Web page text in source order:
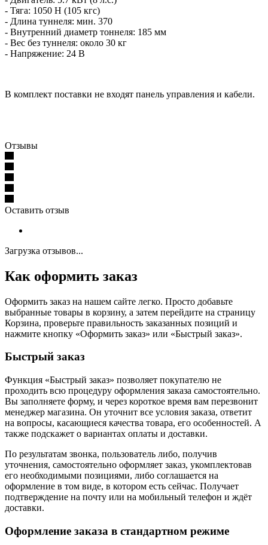
- Тяга: 1050 Н (105 кгс)
- Длина туннеля: мин. 370
- Внутренний диаметр тоннеля: 185 мм
- Вес без туннеля: около 30 кг
- Напряжение: 24 В
В комплект поставки не входят панель управления и кабели.
Отзывы
Оставить отзыв
Загрузка отзывов...
Как оформить заказ
Оформить заказ на нашем сайте легко. Просто добавьте
выбранные товары в корзину, а затем перейдите на страницу
Корзина, проверьте правильность заказанных позиций и
нажмите кнопку «Оформить заказ» или «Быстрый заказ».
Быстрый заказ
Функция «Быстрый заказ» позволяет покупателю не
проходить всю процедуру оформления заказа самостоятельно.
Вы заполняете форму, и через короткое время вам перезвонит
менеджер магазина. Он уточнит все условия заказа, ответит
на вопросы, касающиеся качества товара, его особенностей. А
также подскажет о вариантах оплаты и доставки.
По результатам звонка, пользователь либо, получив
уточнения, самостоятельно оформляет заказ, укомплектовав
его необходимыми позициями, либо соглашается на
оформление в том виде, в котором есть сейчас. Получает
подтверждение на почту или на мобильный телефон и ждёт
доставки.
Оформление заказа в стандартном режиме